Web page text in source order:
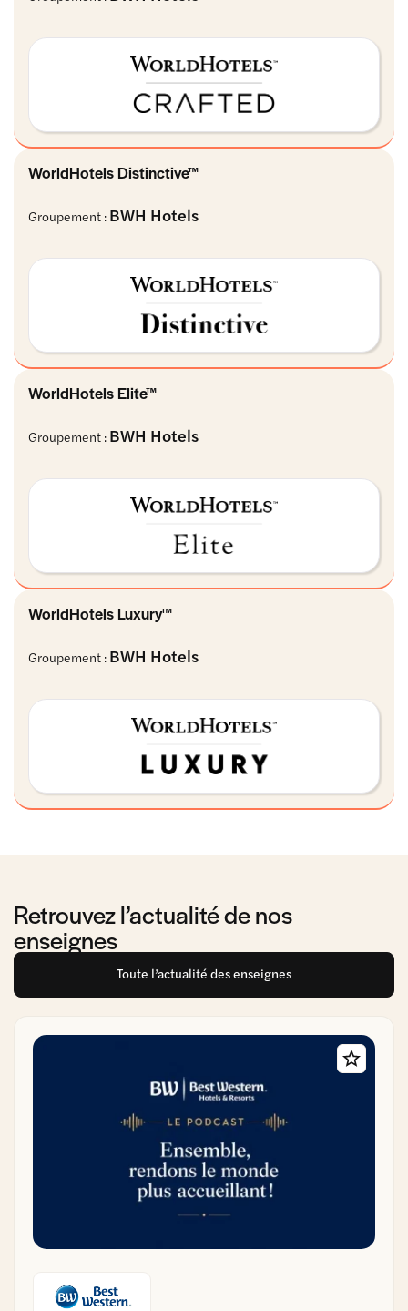
WorldHotels Distinctive™
Groupement : BWH Hotels
WorldHotels Elite™
Groupement : BWH Hotels
WorldHotels Luxury™
Groupement : BWH Hotels
Retrouvez l’actualité de nos
enseignes
Toute l’actualité des enseignes